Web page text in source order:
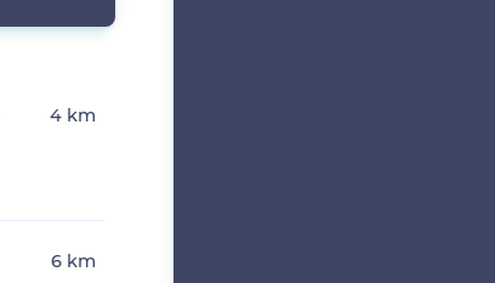
4 km
6 km